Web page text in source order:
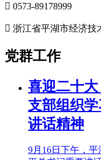
 0573-89178999
 浙江省平湖市经济技
党群工作
喜迎二十
支部组织
讲话精神
9月16日下午，